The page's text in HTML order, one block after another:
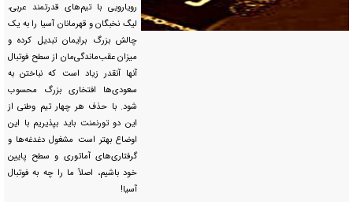
رویارویی با تیم‌های قدرتمند عربی،
لیگ نخبگان و قهرمانان آسیا را به یک
چالش بزرگ برایمان تبدیل کرده و
میزان عقب‌ماندگی‌مان از سطح فوتبال
آنها آنقدر زیاد است که نباختن به
سعود‌ی‌ها افتخاری بزرگ محسوب
شود. با حذف هر چهار تیم وطنی از
این دو تورنمنت باید بپذیریم با این
اوضاع بهتر است مشغول دغدغه‌ها و
گرفتاری‌های آماتوری و سطح پایین
خود باشیم، اصلاً ما را چه به فوتبال
آسیا!